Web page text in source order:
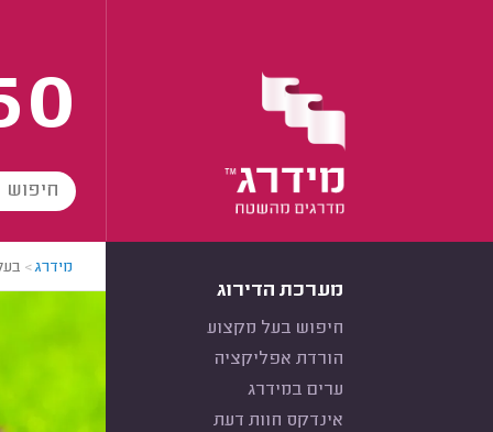
מערכת הדירוג
חיפוש בעל מקצוע
הורדת אפליקציה
ערים במידרג
אינדקס חוות דעת
מידרג>